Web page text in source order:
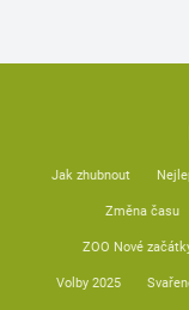
Jak zhubnout
Změna času
ZOO Nové
Volby 2025